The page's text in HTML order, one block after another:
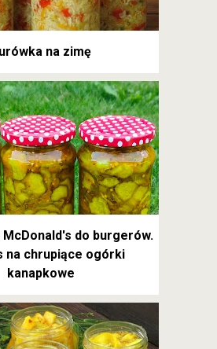
na zimę
do burgerów.
na chrupiące ogórki
kanapkowe